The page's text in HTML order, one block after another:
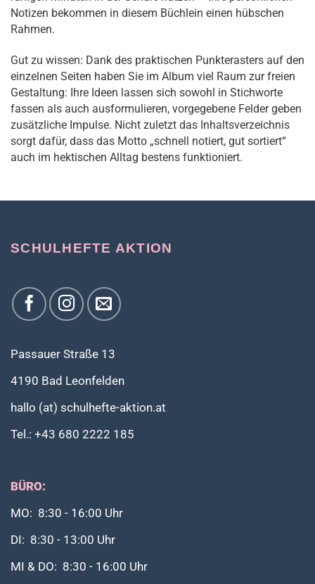
Notizen bekommen in diesem Büchlein einen hübschen
Rahmen.
Gut zu wissen: Dank des praktischen Punkterasters auf den
einzelnen Seiten haben Sie im Album viel Raum zur freien
Gestaltung: Ihre Ideen lassen sich sowohl in Stichworte
fassen als auch ausformulieren, vorgegebene Felder geben
zusätzliche Impulse. Nicht zuletzt das Inhaltsverzeichnis
sorgt dafür, dass das Motto „schnell notiert, gut sortiert“
auch im hektischen Alltag bestens funktioniert.
SCHULHEFTE AKTION
Passauer Straße 13
4190 Bad Leonfelden
hallo (at) schulhefte-aktion.at
Tel.: +43 680 2222 185
BÜRO:
MO: 8:30 - 16:00 Uhr
DI: 8:30 - 13:00 Uhr
MI & DO: 8:30 - 16:00 Uhr